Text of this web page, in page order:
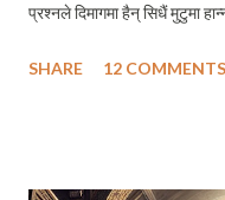
प्रश्नले दिमागमा हैन् सिधैं मुटुमा
झङ्कार लेराउने प्रश्न थियो
SHARE 12 COMMENTS